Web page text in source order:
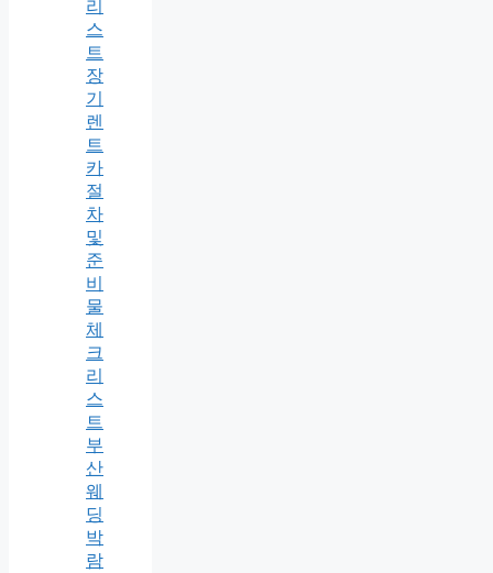
리
스
트
장
기
렌
트
카
절
차
및
준
비
물
체
크
리
스
트
부
산
웨
딩
박
람